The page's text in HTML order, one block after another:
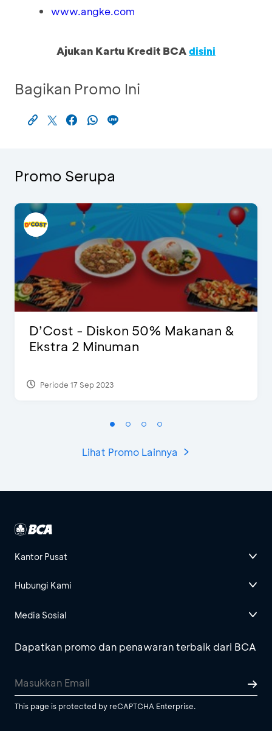
www.angke.com
Ajukan Kartu Kredit BCAdisini
Bagikan Promo Ini
Promo Serupa
D’Cost - Diskon 50% Makanan &
Ekstra 2 Minuman
Periode 17 Sep 2023
Lihat Promo Lainnya
Kantor Pusat
Hubungi Kami
Media Sosial
Dapatkan promo dan penawaran terbaik dari BCA
This page is protected by reCAPTCHA Enterprise.